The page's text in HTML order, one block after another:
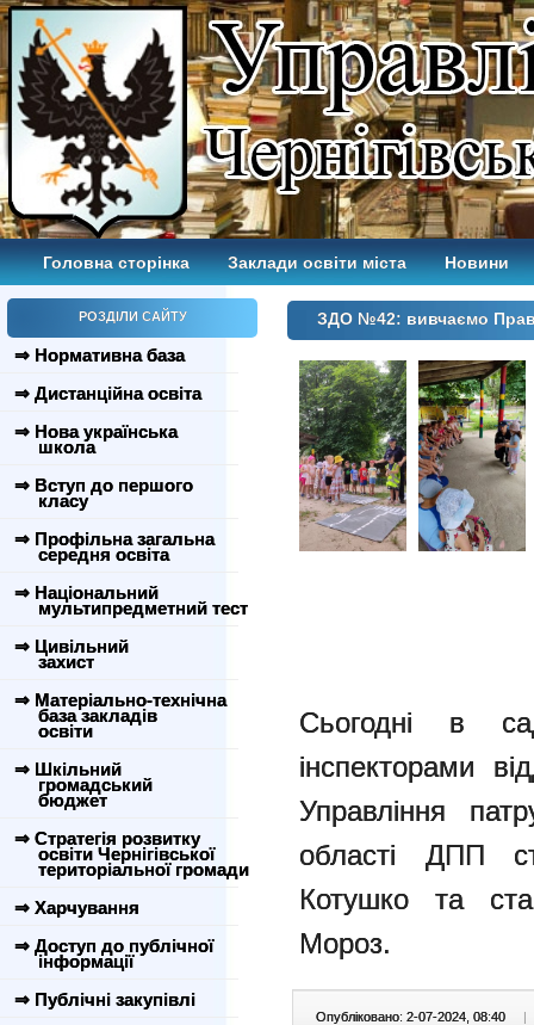
Головна сторінка Заклади освіти міста Новини
РОЗДІЛИ САЙТУ
⇒ Нормативна база
⇒ Дистанційна освіта
⇒ Нова українська
школа
⇒ Вступ до першого
класу
⇒ Профільна загальна
середня освіта
⇒ Національний
мультипредметний тест
⇒ Цивільний
захист
⇒ Матеріально-технічна
база закладів
освіти
⇒ Шкільний
громадський
бюджет
⇒ Стратегія розвитку
освіти Чернігівської
територіальної громади
⇒ Харчування
⇒ Доступ до публічної
інформації
⇒ Публічні закупівлі
ЗДО №42: вивчаємо
Сьогодні в
інспекторами
Управління
області ДПП
Котушко та
Мороз.
Опубліковано: 2-07-2024, 08:40 |